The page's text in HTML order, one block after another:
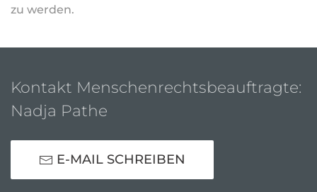
zu werden.
Kontakt Menschenrechtsbeauftragte:
Nadja Pathe
E-MAIL SCHREIBEN